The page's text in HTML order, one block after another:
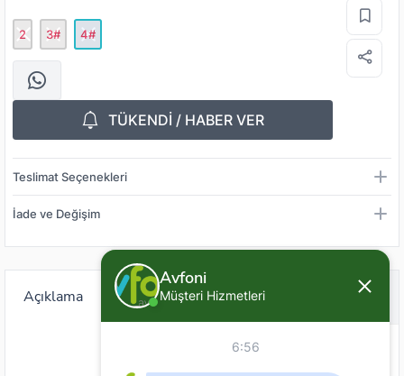
2 3# 4#
TÜKENDİ / HABER VER
Teslimat Seçenekleri
İade ve Değişim
Açıklama Değerlendirme (0)
Avfoni
Müşteri Hizmetleri
6:56